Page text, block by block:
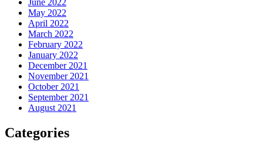
June 2022
May 2022
April 2022
March 2022
February 2022
January 2022
December 2021
November 2021
October 2021
September 2021
August 2021
Categories